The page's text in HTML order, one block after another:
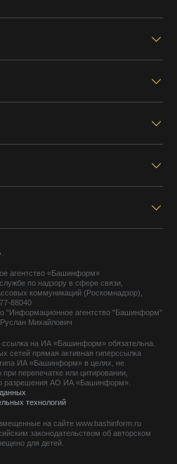
агентство «Башинформ»
по надзору в сфере связи,
коммуникаций (Роскомнадзор),
88040
"Информационное агентство "Башинформ"
Михайлович
ссылка на ИА «Башинформ» обязательна.
сетей прямая активная гиперссылка
ИА «Башинформ» в целях, не
перепечатке или цитировании,
разрешения АО ИА «Башинформ».
технологий
на сайте www.bashinform.ru
законодательством об авторском
для детей.